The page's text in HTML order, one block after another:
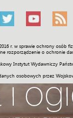
r. w sprawie ochrony
rozporządzenie o ochronie
Instytut Wydawniczy
osobowych przez
Historia Galerie